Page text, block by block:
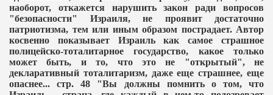
наоборот, откажется нарушить закон ради вопросов
"безопасности" Израиля, не проявит достаточно
патриотизма, тем или иным образом пострадает. Автор
косвенно показывает Израиль как самое страшное
полицейско-тоталитарное государство, какое только
может быть, и то, что это не "открытый", не
декларативный тоталитаризм, даже еще страшнее, еще
опаснее... стр. 48 "Вы должны помнить о том, что